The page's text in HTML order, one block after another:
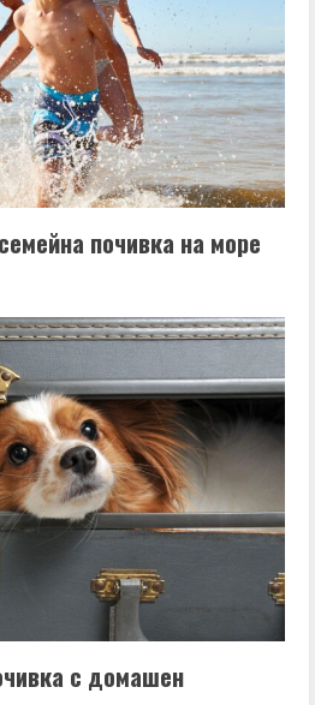
почивка на море
с домашен